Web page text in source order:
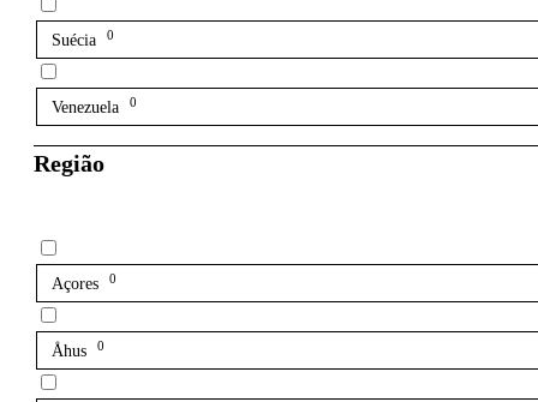
Suécia 0
Venezuela 0
Região
Açores 0
Åhus 0